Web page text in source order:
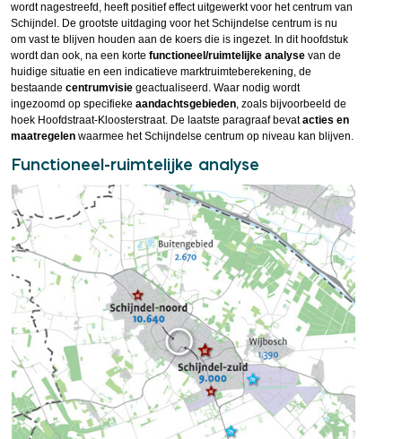
wordt nagestreefd, heeft positief effect uitgewerkt voor het centrum van
Schijndel. De grootste uitdaging voor het Schijndelse centrum is nu
om vast te blijven houden aan de koers die is ingezet. In dit hoofdstuk
wordt dan ook, na een kortefunctioneel/ruimtelijke analysevan de
huidige situatie en een indicatieve marktruimteberekening, de
bestaandecentrumvisiegeactualiseerd. Waar nodig wordt
ingezoomd op specifiekeaandachtsgebieden, zoals bijvoorbeeld de
hoek Hoofdstraat-Kloosterstraat. De laatste paragraaf bevatacties en
maatregelenwaarmee het Schijndelse centrum op niveau kan blijven.
Functioneel-ruimtelijke analyse